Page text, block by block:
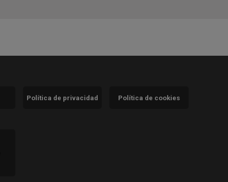
Política de privacidad Política de cookies